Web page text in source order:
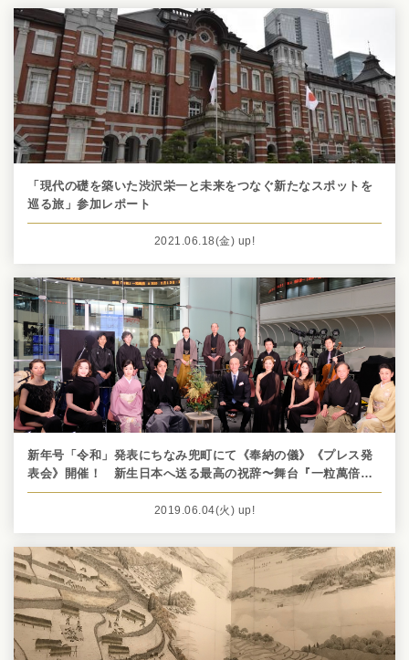
「現代の礎を築いた渋沢栄一と未来をつなぐ新たなスポットを
巡る旅」参加レポート
2021.06.18(金) up!
新年号「令和」発表にちなみ兜町にて《奉納の儀》《プレス発
表会》開催！ 新生日本へ送る最高の祝辞〜舞台『一粒萬倍〜A
SEED〜』
2019.06.04(火) up!